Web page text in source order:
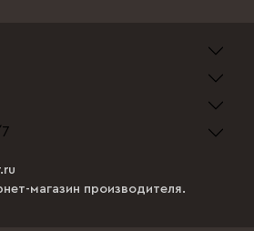
магазин производителя.